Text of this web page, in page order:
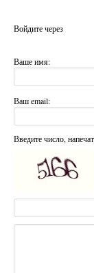
Войдите через
Ваше имя:
Ваш email:
Введите число,